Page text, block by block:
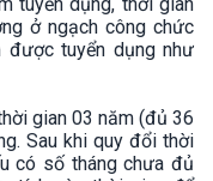
ở ngạch công chức
tuyển dụng như
gian 03 năm (đủ 36
Sau khi quy đổi thời
có số tháng chưa đủ